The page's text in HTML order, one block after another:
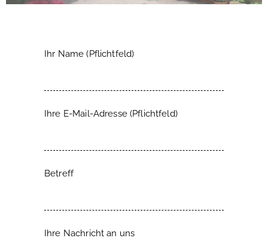
Ihr Name (Pflichtfeld)
Ihre E-Mail-Adresse (Pflichtfeld)
Betreff
Ihre Nachricht an uns